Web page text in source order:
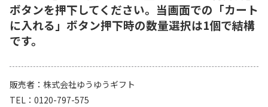
ボタンを押下してください。当画面での「カート
に入れる」ボタン押下時の数量選択は1個で結構
です。
販売者
株式会社ゆうゆうギフト
TEL
0120-797-575